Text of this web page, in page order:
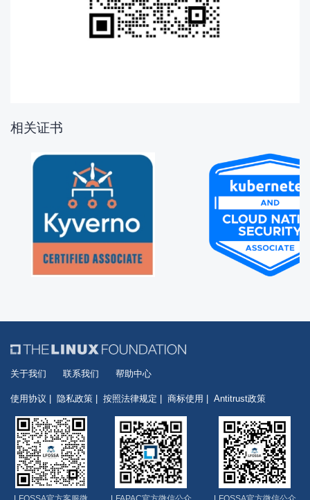
相关证书
关于我们 联系我们 帮助中心
使用协议 隐私政策 按照法律规定 商标使用 Antitrust政策